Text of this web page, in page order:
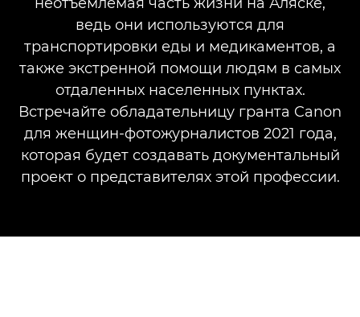
ведь они используются для
транспортировки еды и медикаментов, а
также экстренной помощи людям в самых
отдаленных населенных пунктах.
Встречайте обладательницу гранта Canon
для женщин-фотожурналистов 2021 года,
которая будет создавать документальный
проект о представителях этой профессии.